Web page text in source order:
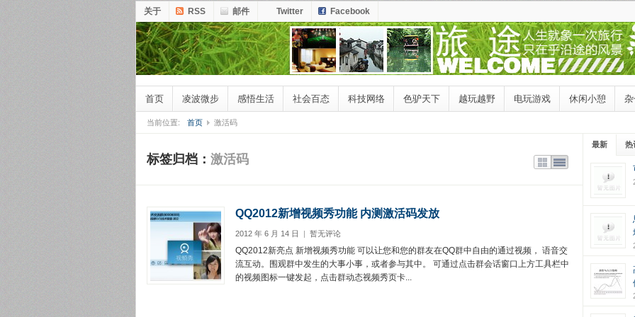
关于 RSS 邮件 Twitter Facebook
首页 凌波微步 感悟生活 社会百态 科技网络 色驴天下 越玩越野 电玩游戏 休闲小憩
当前位置: 首页 激活码
标签归档： 激活码
QQ2012新增视频秀功能 内测激活码发放
2012 年 6 月 14 日 | 暂无评论
QQ2012新亮点 新增视频秀功能 可以让您和您的群友在QQ群中自由的通过视频， 语音交
流互动。围观群中发生的大事小事，或者参与其中。 可通过点击群会话窗口上方工具栏中
的视频图标一键发起，点击群动态视频秀页卡...
最新 热